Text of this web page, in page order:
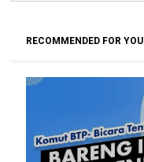
RECOMMENDED FOR YOU